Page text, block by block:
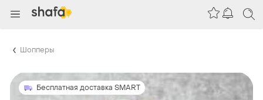
Шопперы
Бесплатная доставка SMART